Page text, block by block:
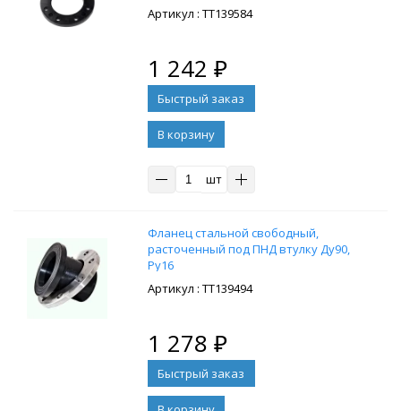
: ТТ139584
1 242 ₽
В корзину
шт
Фланец стальной свободный,
расточенный под ПНД втулку Ду90,
Ру16
: ТТ139494
1 278 ₽